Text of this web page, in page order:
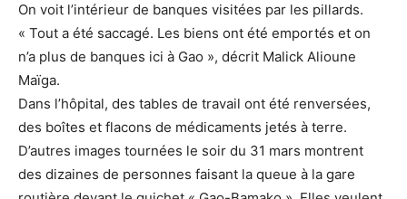
On voit l’intérieur de banques visitées par les pillards.
« Tout a été saccagé. Les biens ont été emportés et on
n’a plus de banques ici à Gao », décrit Malick Alioune
Maïga.
Dans l’hôpital, des tables de travail ont été renversées,
des boîtes et flacons de médicaments jetés à terre.
D’autres images tournées le soir du 31 mars montrent
des dizaines de personnes faisant la queue à la gare